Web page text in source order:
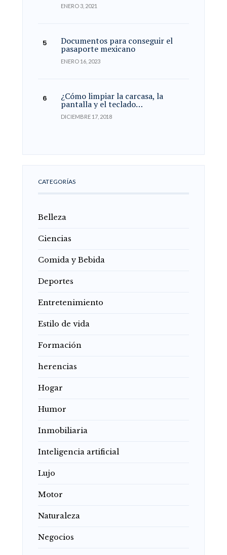
ENERO 3, 2021
Documentos para conseguir el
pasaporte mexicano
ENERO 16, 2023
¿Cómo limpiar la carcasa, la
pantalla y el teclado…
DICIEMBRE 17, 2018
CATEGORÍAS
Belleza
Ciencias
Comida y Bebida
Deportes
Entretenimiento
Estilo de vida
Formación
herencias
Hogar
Humor
Inmobiliaria
Inteligencia artificial
Lujo
Motor
Naturaleza
Negocios